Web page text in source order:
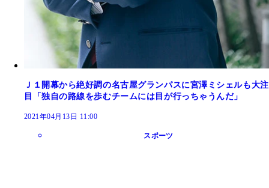
Ｊ１開幕から絶好調の名古屋グランパスに宮澤ミシェルも大注
目「独自の路線を歩むチームには目が行っちゃうんだ」
2021年04月13日 11:00
スポーツ